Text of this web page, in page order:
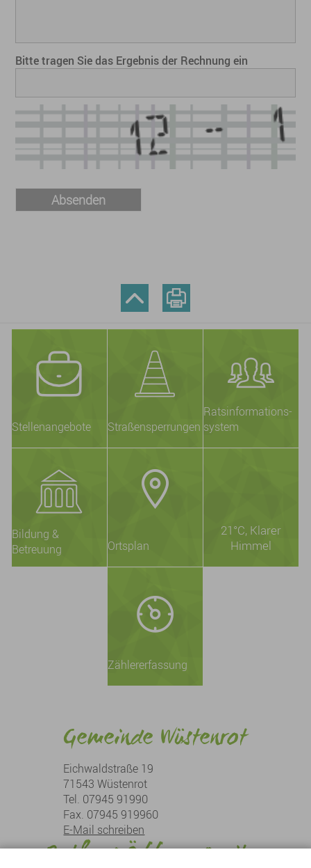
Bitte tragen Sie das Ergebnis der Rechnung ein
Stellenangebote Straßensperrungen
Ratsinformations-
system
Bildung &
Betreuung
Ortsplan
21°C, Klarer
Himmel
Zählererfassung
Gemeinde Wüstenrot
Eichwaldstraße 19
71543 Wüstenrot
Tel. 07945 91990
Fax. 07945 919960
E-Mail schreiben
Rathaus Öffnungszeiten